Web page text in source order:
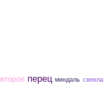
второе перец миндаль свекла